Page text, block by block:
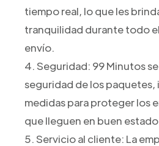
tiempo real, lo que les
tranquilidad durante todo
envío.
4. Seguridad: 99 Minutos
seguridad de los
medidas para proteger los
que lleguen en buen
5. Servicio al cliente: La